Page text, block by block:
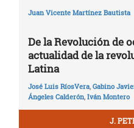
Juan Vicente Martínez Bautista
De la Revolución de
actualidad de la
Latina
José Luis RíosVera, Gabino
Ángeles Calderón, Iván Montero
J.